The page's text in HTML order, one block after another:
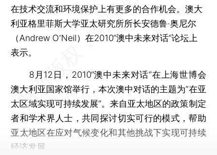
在技术交流和环境保护上有更多的合作机会。澳大
利亚格里菲斯大学亚太研究所所长安德鲁·奥尼尔
（Andrew O'Neil）在2010“澳中未来对话”论坛上
表示。
8月12日，2010“澳中未来对话”在上海世博会
澳大利亚国家馆举行，本次澳中对话的主题为“在亚
太区域实现可持续发展”。来自亚太地区的政策制定
者和学术界人士，共同探讨切实可行的模式，帮助
亚太地区在应对气候变化和其他挑战下实现可持续
经济发展。